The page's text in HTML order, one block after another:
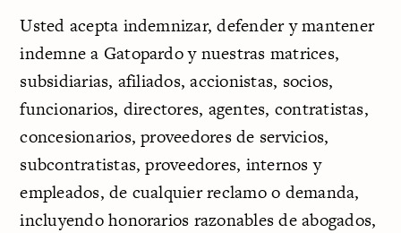
Usted acepta indemnizar, defender y mantener
indemne a Gatopardo y nuestras matrices,
subsidiarias, afiliados, accionistas, socios,
funcionarios, directores, agentes, contratistas,
concesionarios, proveedores de servicios,
subcontratistas, proveedores, internos y
empleados, de cualquier reclamo o demanda,
incluyendo honorarios razonables de abogados,